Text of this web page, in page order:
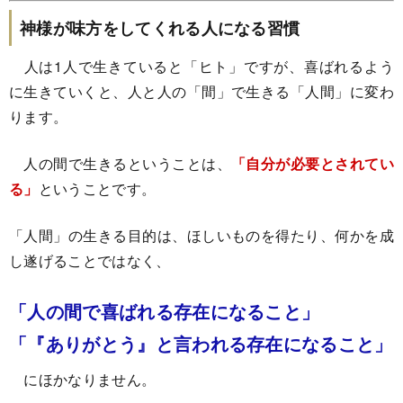
神様が味方をしてくれる人になる習慣
人は1人で生きていると「ヒト」ですが、喜ばれるよう
に生きていくと、人と人の「間」で生きる「人間」に変わ
ります。
人の間で生きるということは、
「自分が必要とされてい
る」 ということです。
「人間」の生きる目的は、ほしいものを得たり、何かを成
し遂げることではなく、
「人の間で喜ばれる存在になること」
「『ありがとう』と言われる存在になること」
にほかなりません。